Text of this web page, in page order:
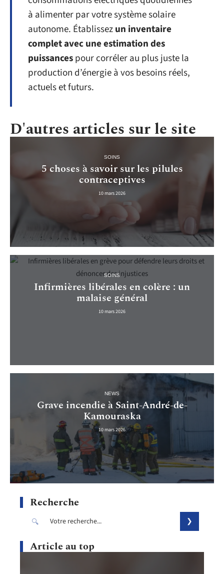
à alimenter par votre système solaire
autonome. Établissezun inventaire
complet avec une estimation des
puissancespour corréler au plus juste la
production d’énergie à vos besoins réels,
actuels et futurs.
D'autres articles sur le site
SOINS
5 choses à savoir sur les pilules
contraceptives
10 mars 2026
SOINS
Infirmières libérales en colère : un
malaise général
10 mars 2026
NEWS
Grave incendie à Saint-André-de-
Kamouraska
10 mars 2026
Recherche
Article au top